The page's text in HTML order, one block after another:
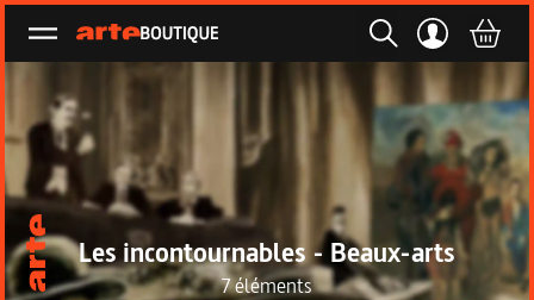
Ouvrir le menu
Les incontournables - Beaux-arts
7 éléments